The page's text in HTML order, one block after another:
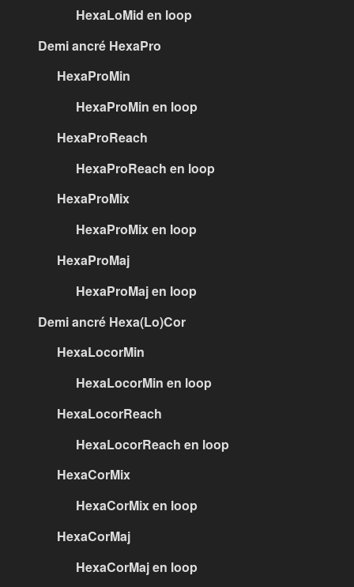
HexaLoMid en loop
Demi ancré HexaPro
HexaProMin
HexaProMin en loop
HexaProReach
HexaProReach en loop
HexaProMix
HexaProMix en loop
HexaProMaj
HexaProMaj en loop
Demi ancré Hexa(Lo)Cor
HexaLocorMin
HexaLocorMin en loop
HexaLocorReach
HexaLocorReach en loop
HexaCorMix
HexaCorMix en loop
HexaCorMaj
HexaCorMaj en loop